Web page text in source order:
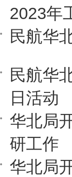
2023年
民航华
民航华
日活动
华北局
研工作
华北局